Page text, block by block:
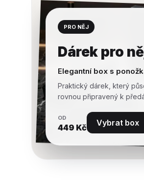
PRO NĚJ
Dárek pro
Elegantní box s
Praktický dárek, který
rovnou připravený k
OD
449 Kč Vybrat box